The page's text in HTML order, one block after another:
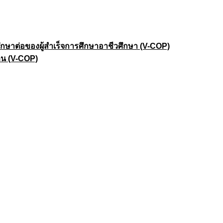
าต่อของผู้สำเร็จการศึกษาอาชีวศึกษา (V-COP)
(V-COP)